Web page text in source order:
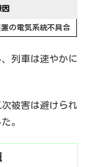
の電気系統不具合
列車は速やかに
被害は避けられ
。